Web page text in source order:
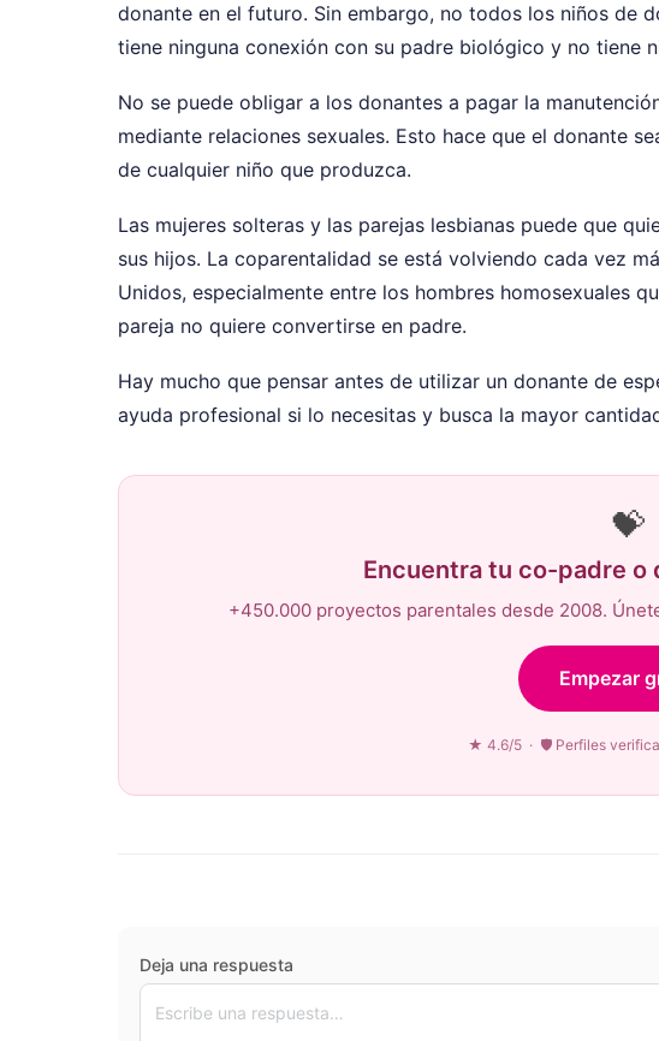
donante en el futuro. Sin embargo, no todos los niños de
tiene ninguna conexión con su padre biológico y no tiene
No se puede obligar a los donantes a pagar la
mediante relaciones sexuales. Esto hace que el donante
de cualquier niño que produzca.
Las mujeres solteras y las parejas lesbianas puede que
sus hijos. La coparentalidad se está volviendo cada vez
Unidos, especialmente entre los hombres homosexuales
pareja no quiere convertirse en padre.
Hay mucho que pensar antes de utilizar un donante de
ayuda profesional si lo necesitas y busca la mayor
💝
Encuentra tu co-padre o
+450.000 proyectos parentales desde 2008.
Empezar
★ 4.6/5 · 🛡 Perfiles
Deja una respuesta